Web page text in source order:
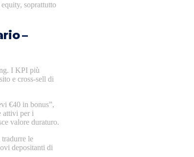
soprattutto
–
I KPI più
e cross‑sell di
€40 in bonus”,
attivi per i
valore duraturo.
le
depositanti di